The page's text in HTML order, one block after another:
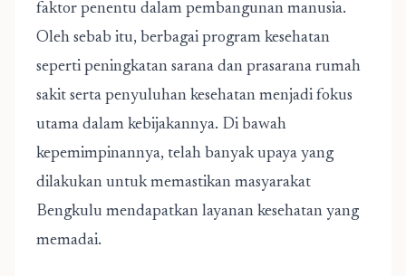
faktor penentu dalam pembangunan manusia.
Oleh sebab itu, berbagai program kesehatan
seperti peningkatan sarana dan prasarana rumah
sakit serta penyuluhan kesehatan menjadi fokus
utama dalam kebijakannya. Di bawah
kepemimpinannya, telah banyak upaya yang
dilakukan untuk memastikan masyarakat
Bengkulu mendapatkan layanan kesehatan yang
memadai.